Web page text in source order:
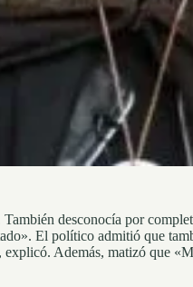
desconocía por
El político admitió que
Además, matizó que